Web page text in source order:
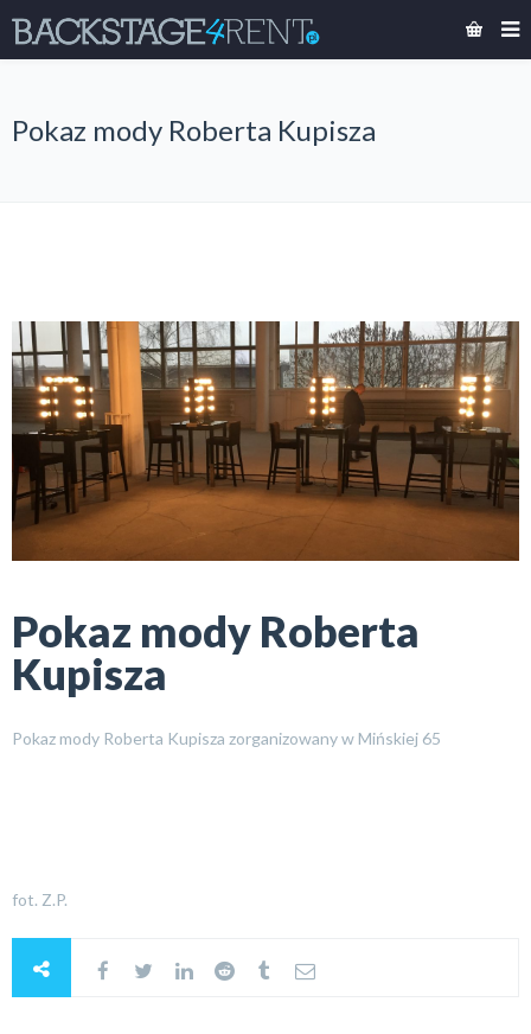
Pokaz mody Roberta Kupisza
Pokaz mody Roberta
Kupisza
Pokaz mody Roberta Kupisza zorganizowany w Mińskiej 65
fot. Z.P.